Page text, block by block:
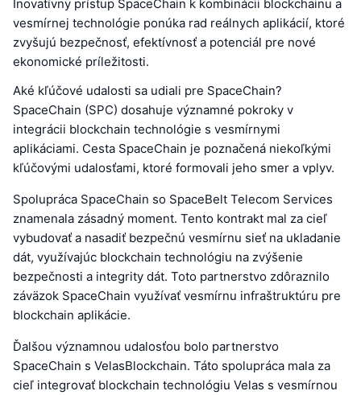
Inovatívny prístup SpaceChain k kombinácii blockchainu a
vesmírnej technológie ponúka rad reálnych aplikácií, ktoré
zvyšujú bezpečnosť, efektívnosť a potenciál pre nové
ekonomické príležitosti.
Aké kľúčové udalosti sa udiali pre SpaceChain?
SpaceChain (SPC) dosahuje významné pokroky v
integrácii blockchain technológie s vesmírnymi
aplikáciami. Cesta SpaceChain je poznačená niekoľkými
kľúčovými udalosťami, ktoré formovali jeho smer a vplyv.
Spolupráca SpaceChain so SpaceBelt Telecom Services
znamenala zásadný moment. Tento kontrakt mal za cieľ
vybudovať a nasadiť bezpečnú vesmírnu sieť na ukladanie
dát, využívajúc blockchain technológiu na zvýšenie
bezpečnosti a integrity dát. Toto partnerstvo zdôraznilo
záväzok SpaceChain využívať vesmírnu infraštruktúru pre
blockchain aplikácie.
Ďalšou významnou udalosťou bolo partnerstvo
SpaceChain s VelasBlockchain. Táto spolupráca mala za
cieľ integrovať blockchain technológiu Velas s vesmírnou